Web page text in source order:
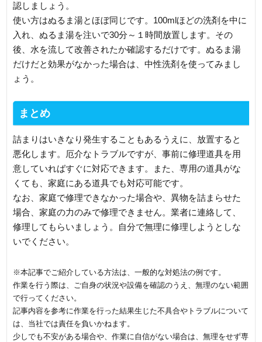
認しましょう。
使い方はぬるま湯とほぼ同じです。100mlほどの洗剤を中に
入れ、ぬるま湯を注いで30分～１時間放置します。その
後、水を流して改善されたか確認するだけです。ぬるま湯
だけだと効果がなかった場合は、中性洗剤を使ってみまし
ょう。
まとめ
詰まりはいきなり発生することもあるうえに、放置すると
悪化します。厄介なトラブルですが、事前に修理道具を用
意していればすぐに対応できます。また、専用の道具がな
くても、家庭にある道具でも対応可能です。
なお、家庭で修理できなかった場合や、異物を詰まらせた
場合、家庭の力のみで修理できません。業者に連絡して、
修理してもらいましょう。自分で無理に修理しようとしな
いでください。
※本記事でご紹介している方法は、一般的な対処法の例です。
作業を行う際は、ご自身の状況や設備を確認のうえ、無理のない範囲
で行ってください。
記事内容を参考に作業を行った結果生じた不具合やトラブルについて
は、当社では責任を負いかねます。
少しでも不安がある場合や、作業に自信がない場合は、無理をせず専